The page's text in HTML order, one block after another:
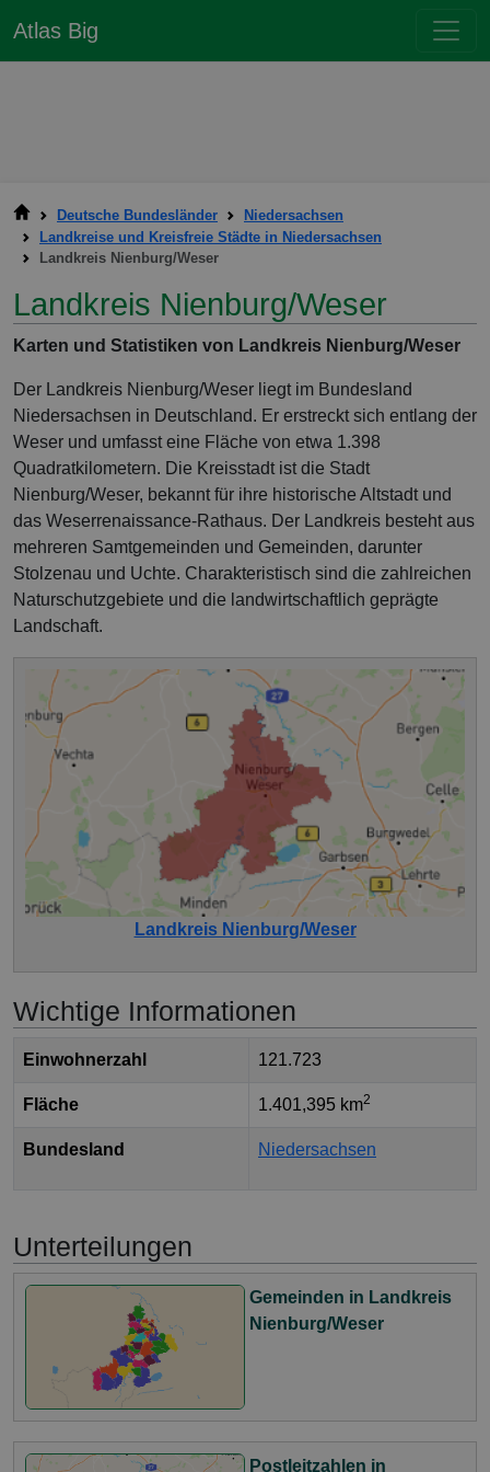
Atlas Big
Deutsche Bundesländer
Niedersachsen
Landkreise und Kreisfreie Städte in Niedersachsen
Landkreis Nienburg/Weser
Landkreis Nienburg/Weser
Karten und Statistiken von Landkreis Nienburg/Weser
Der Landkreis Nienburg/Weser liegt im Bundesland
Niedersachsen in Deutschland. Er erstreckt sich entlang der
Weser und umfasst eine Fläche von etwa 1.398
Quadratkilometern. Die Kreisstadt ist die Stadt
Nienburg/Weser, bekannt für ihre historische Altstadt und
das Weserrenaissance-Rathaus. Der Landkreis besteht aus
mehreren Samtgemeinden und Gemeinden, darunter
Stolzenau und Uchte. Charakteristisch sind die zahlreichen
Naturschutzgebiete und die landwirtschaftlich geprägte
Landschaft.
Landkreis Nienburg/Weser
Wichtige Informationen
Einwohnerzahl 121.723
Fläche 1.401,395 km2
Bundesland Niedersachsen
Unterteilungen
Gemeinden in Landkreis
Nienburg/Weser
Postleitzahlen in